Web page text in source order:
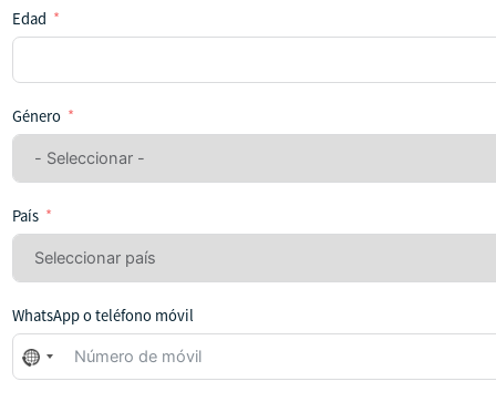
Edad
Género
País
WhatsApp o teléfono móvil
No
se